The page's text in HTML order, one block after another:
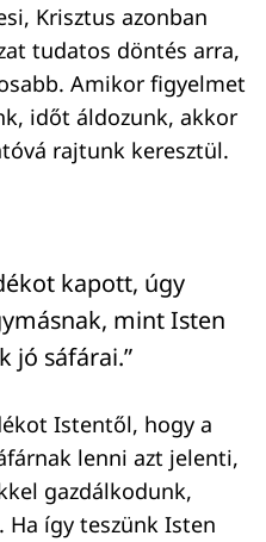
Krisztus azonban
tudatos döntés arra,
Amikor figyelmet
időt áldozunk, akkor
rajtunk keresztül.
kapott, úgy
mint Isten
jó sáfárai.”
Istentől, hogy a
lenni azt jelenti,
gazdálkodunk,
így teszünk Isten